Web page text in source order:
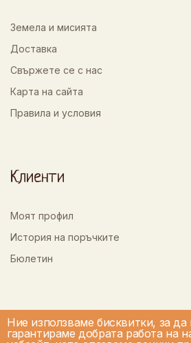
Ние използваме бисквитки, за да
гарантираме добрата работа на
Земела и мисията
Доставка
Свържете се с нас
Карта на сайта
Правила и условия
Клиенти
Моят профил
История на поръчките
Бюлетин